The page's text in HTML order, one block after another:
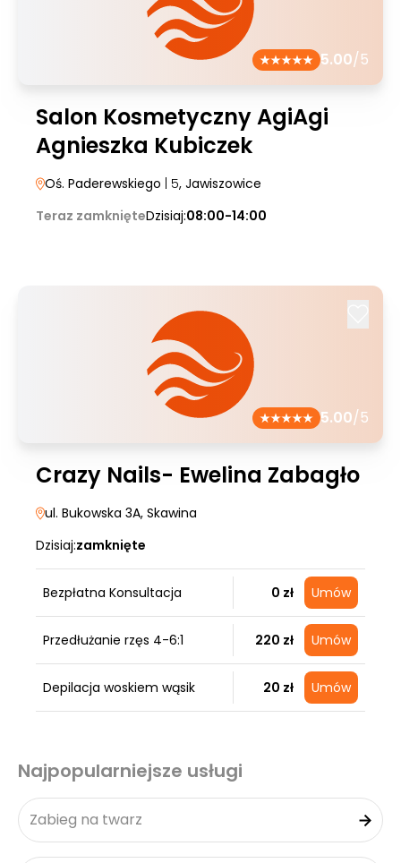
5.00/5
Salon Kosmetyczny AgiAgi
Agnieszka Kubiczek
Oś. Paderewskiego | 5, Jawiszowice
Teraz zamknięteDzisiaj:08:00-14:00
5.00/5
Crazy Nails- Ewelina Zabagło
ul. Bukowska 3A, Skawina
Dzisiaj:zamknięte
Bezpłatna Konsultacja 0 zł Umów
Przedłużanie rzęs 4-6:1 220 zł Umów
Depilacja woskiem wąsik 20 zł Umów
Najpopularniejsze usługi
Zabieg na twarz